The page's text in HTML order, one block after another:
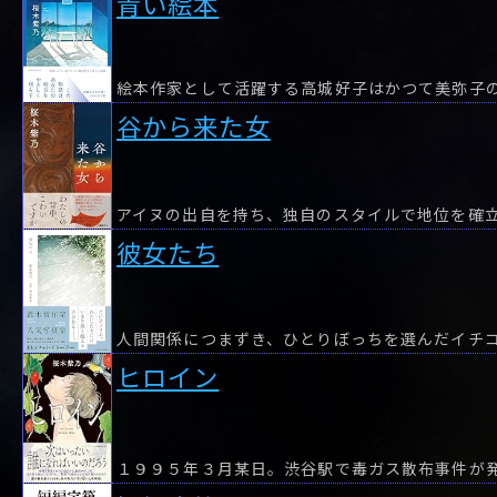
絵本作家として活躍する高城好子はかつて美弥子
谷から来た女
彼女たち
人間関係につまずき、ひとりぼっちを選んだイチ
ヒロイン
１９９５年３月某日。渋谷駅で毒ガス散布事件が